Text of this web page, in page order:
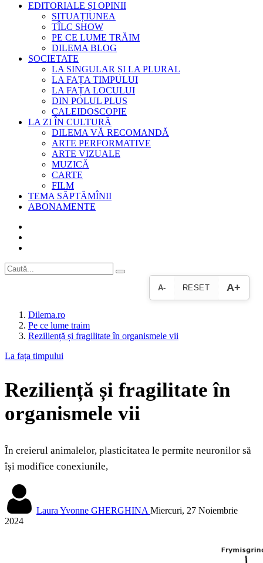
EDITORIALE ȘI OPINII
SITUAȚIUNEA
TÎLC SHOW
PE CE LUME TRĂIM
DILEMA BLOG
SOCIETATE
LA SINGULAR ȘI LA PLURAL
LA FAȚA TIMPULUI
LA FAȚA LOCULUI
DIN POLUL PLUS
CALEIDOSCOPIE
LA ZI ÎN CULTURĂ
DILEMA VĂ RECOMANDĂ
ARTE PERFORMATIVE
ARTE VIZUALE
MUZICĂ
CARTE
FILM
TEMA SĂPTĂMÎNII
ABONAMENTE
A- RESET A+
Dilema.ro
Pe ce lume traim
Reziliență și fragilitate în organismele vii
La fața timpului
Reziliență și fragilitate în
organismele vii
În creierul animalelor, plasticitatea le permite neuronilor să
își modifice conexiunile,
Laura Yvonne GHERGHINA Miercuri, 27 Noiembrie
2024